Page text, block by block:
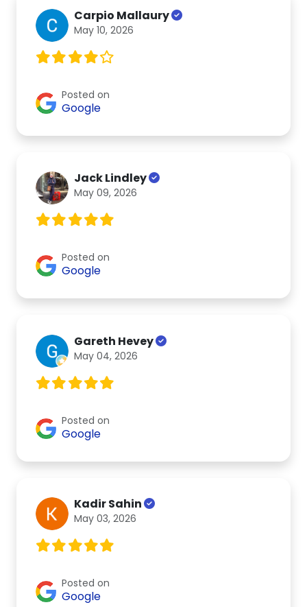
Carpio Mallaury
May 10, 2026
Posted on
Google
Jack Lindley
May 09, 2026
Posted on
Google
Gareth Hevey
May 04, 2026
Posted on
Google
Kadir Sahin
May 03, 2026
Posted on
Google